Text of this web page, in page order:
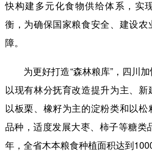
快构建多元化食物供给体系，实
衡，为确保国家粮食安全、建设农
障。
为更好打造“森林粮库”，四川加
以现有林分抚育改造提升为主、新
以板栗、橡籽为主的淀粉类和以松
品种，适度发展大枣、柿子等糖类
年，全省木本粮食种植面积达到